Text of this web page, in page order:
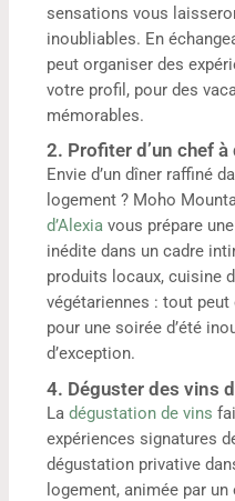
sensations vous
inoubliables. En
peut organiser des
votre profil, pour des
mémorables.
2. Profiter d’un chef
Envie d’un dîner raffiné
logement ? Moho
d’Alexia vous prépare
inédite dans un cadre
produits locaux, cuisine
végétariennes : tout peut
pour une soirée d’été
d’exception.
4. Déguster des vins
Ladégustation de vins
expériences signatures
dégustation privative
logement, animée par